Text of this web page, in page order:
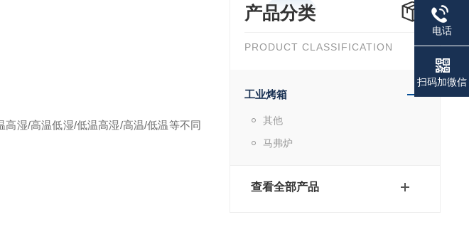
产品分类
PRODUCT CLASSIFICATION
工业烤箱
其他
马弗炉
查看全部产品
湿/高温低湿/低温高湿/高温/低温等不同
电话
扫码加微信